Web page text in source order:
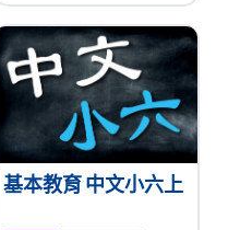
基本教育 中文小六上